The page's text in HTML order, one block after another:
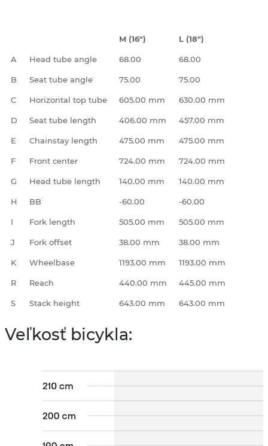
M (16") L (18")
A Head tube angle 68.00 68.00
B Seat tube angle 75.00 75.00
C Horizontal top tube 605.00 mm 630.00 mm
D Seat tube length 406.00 mm 457.00 mm
E Chainstay length 475.00 mm 475.00 mm
F Front center 724.00 mm 724.00 mm
G Head tube length 140.00 mm 140.00 mm
H BB -60.00 -60.00
I Fork length 505.00 mm 505.00 mm
J Fork offset 38.00 mm 38.00 mm
K Wheelbase 1193.00 mm 1193.00 mm
R Reach 440.00 mm 445.00 mm
S Stack height 643.00 mm 643.00 mm
Veľkosť bicykla: